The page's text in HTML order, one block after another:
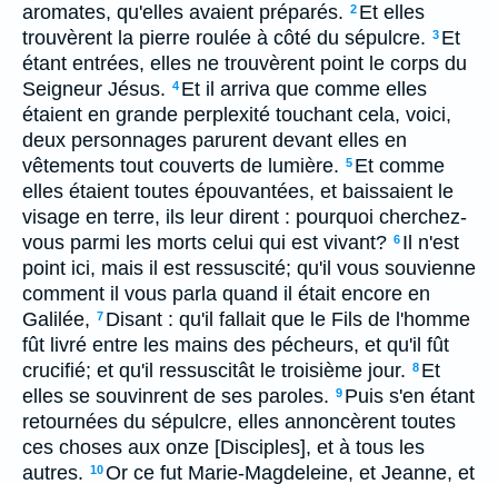
aromates, qu'elles avaient préparés. 2 Et elles
trouvèrent la pierre roulée à côté du sépulcre. 3 Et
étant entrées, elles ne trouvèrent point le corps du
Seigneur Jésus. 4 Et il arriva que comme elles
étaient en grande perplexité touchant cela, voici,
deux personnages parurent devant elles en
vêtements tout couverts de lumière. 5 Et comme
elles étaient toutes épouvantées, et baissaient le
visage en terre, ils leur dirent : pourquoi cherchez-
vous parmi les morts celui qui est vivant? 6 Il n'est
point ici, mais il est ressuscité; qu'il vous souvienne
comment il vous parla quand il était encore en
Galilée, 7 Disant : qu'il fallait que le Fils de l'homme
fût livré entre les mains des pécheurs, et qu'il fût
crucifié; et qu'il ressuscitât le troisième jour. 8 Et
elles se souvinrent de ses paroles. 9 Puis s'en étant
retournées du sépulcre, elles annoncèrent toutes
ces choses aux onze [Disciples], et à tous les
autres. 10Or ce fut Marie-Magdeleine, et Jeanne, et